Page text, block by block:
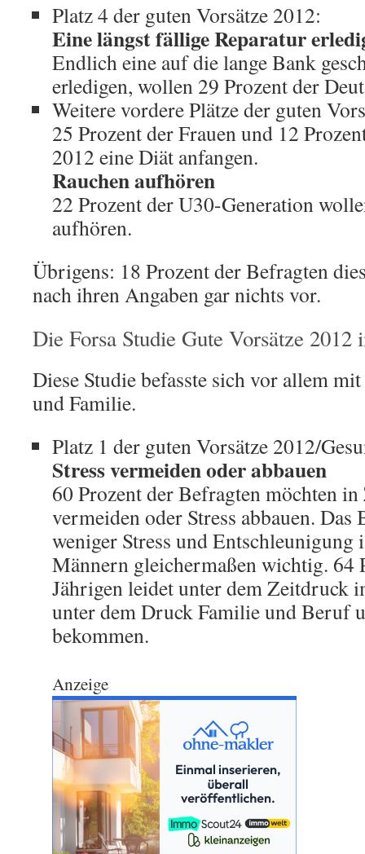
Platz 4 der guten Vorsätze 2012:
Eine längst fällige Reparatur
Endlich eine auf die lange Bank
erledigen, wollen 29 Prozent der
Weitere vordere Plätze der guten
25 Prozent der Frauen und 12
2012 eine Diät anfangen.
Rauchen aufhören
22 Prozent der U30-Generation
aufhören.
Übrigens: 18 Prozent der Befragten
nach ihren Angaben gar nichts vor.
Die Forsa Studie Gute Vorsätze
Diese Studie befasste sich vor allem
und Familie.
Platz 1 der guten Vorsätze 2012/
Stress vermeiden oder abbauen
60 Prozent der Befragten möchten
vermeiden oder Stress abbauen. Das
weniger Stress und Entschleunigung
Männern gleichermaßen wichtig. 64
Jährigen leidet unter dem Zeitdruck
unter dem Druck Familie und Beruf
bekommen.
Anzeige